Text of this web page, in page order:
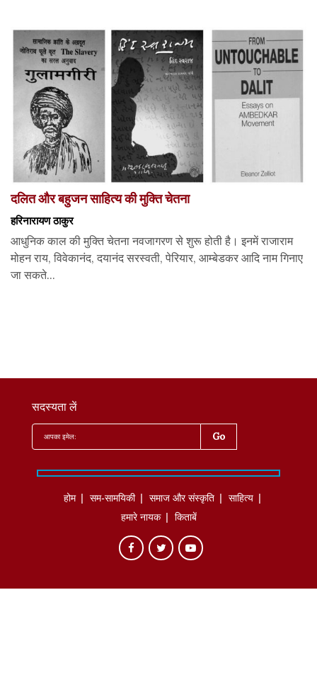
दलित और बहुजन साहित्य की मुक्ति चेतना
हरिनारायण ठाकुर
आधुनिक काल की मुक्ति चेतना नवजागरण से शुरू होती है। इनमें राजाराम
मोहन राय, विवेकानंद, दयानंद सरस्वती, पेरियार, आम्बेडकर आदि नाम गिनाए
जा सकते...
सदस्यता लें
होम सम-सामयिकी समाज और संस्कृति
साहित्‍य
हमारे नायक
किताबें